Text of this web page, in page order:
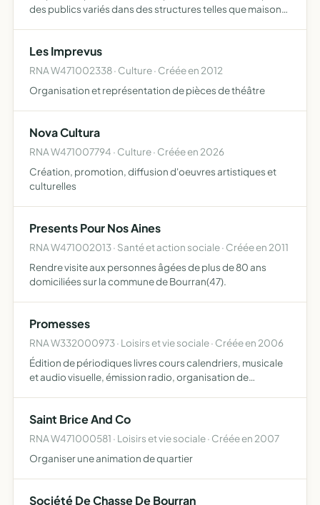
des publics variés dans des structures telles que maison
Les Imprevus
RNA W471002338 · Culture · Créée en 2012
Organisation et représentation de pièces de théâtre
Nova Cultura
RNA W471007794 · Culture · Créée en 2026
Création, promotion, diffusion d'oeuvres artistiques et
culturelles
Presents Pour Nos Aines
RNA W471002013 · Santé et action sociale · Créée en 2011
Rendre visite aux personnes âgées de plus de 80 ans
domiciliées sur la commune de Bourran(47).
Promesses
RNA W332000973 · Loisirs et vie sociale · Créée en 2006
Édition de périodiques livres cours calendriers, musicale
et audio visuelle, émission radio, organisation de
Saint Brice And Co
RNA W471000581 · Loisirs et vie sociale · Créée en 2007
Organiser une animation de quartier
Société De Chasse De Bourran